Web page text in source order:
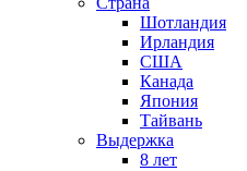
Шотландия
Ирландия
США
Канада
Япония
Тайвань
Выдержка
8 лет